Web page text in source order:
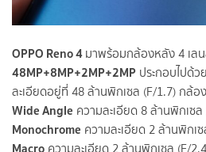
OPPO Reno 4มาพร้อมกล้องหลัง 4 เล
48MP+8MP+2MP+2MP ประกอบไปด้
ละเอียดอยู่ที่ 48 ล้านพิกเซล (F/1.7) กล้อ
Wide Angle ความละเอียด 8 ล้านพิกเซ
Monochrome ความละเอียด 2 ล้านพิกเ